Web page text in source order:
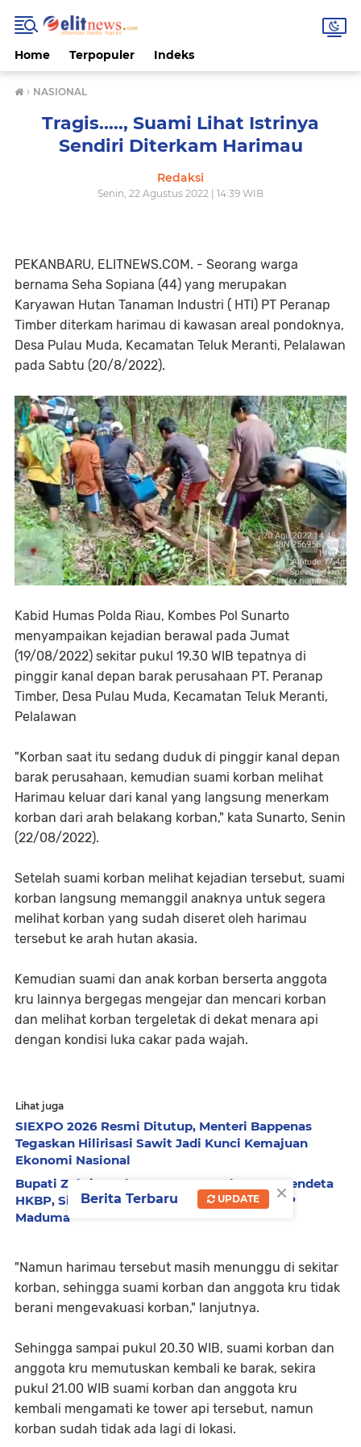
Home Terpopuler Indeks
› NASIONAL
Tragis....., Suami Lihat Istrinya
Sendiri Diterkam Harimau
Redaksi
Senin, 22 Agustus 2022 | 14:39 WIB
PEKANBARU, ELITNEWS.COM. - Seorang warga
bernama Seha Sopiana (44) yang merupakan
Karyawan Hutan Tanaman Industri ( HTI) PT Peranap
Timber diterkam harimau di kawasan areal pondoknya,
Desa Pulau Muda, Kecamatan Teluk Meranti, Pelalawan
pada Sabtu (20/8/2022).
Kabid Humas Polda Riau, Kombes Pol Sunarto
menyampaikan kejadian berawal pada Jumat
(19/08/2022) sekitar pukul 19.30 WIB tepatnya di
pinggir kanal depan barak perusahaan PT. Peranap
Timber, Desa Pulau Muda, Kecamatan Teluk Meranti,
Pelalawan
"Korban saat itu sedang duduk di pinggir kanal depan
barak perusahaan, kemudian suami korban melihat
Harimau keluar dari kanal yang langsung menerkam
korban dari arah belakang korban," kata Sunarto, Senin
(22/08/2022).
Setelah suami korban melihat kejadian tersebut, suami
korban langsung memanggil anaknya untuk segera
melihat korban yang sudah diseret oleh harimau
tersebut ke arah hutan akasia.
Kemudian suami dan anak korban berserta anggota
kru lainnya bergegas mengejar dan mencari korban
dan melihat korban tergeletak di dekat menara api
dengan kondisi luka cakar pada wajah.
Lihat juga
SIEXPO 2026 Resmi Ditutup, Menteri Bappenas
Tegaskan Hilirisasi Sawit Jadi Kunci Kemajuan
Ekonomi Nasional
Bupati Zukri Sambut Hangat Rombongan Pendeta
HKBP, Siap Hadiri Perayaan HUT ke-29 HKBP
Maduma
"Namun harimau tersebut masih menunggu di sekitar
korban, sehingga suami korban dan anggota kru tidak
berani mengevakuasi korban," lanjutnya.
Sehingga sampai pukul 20.30 WIB, suami korban dan
anggota kru memutuskan kembali ke barak, sekira
pukul 21.00 WIB suami korban dan anggota kru
kembali mengamati ke tower api tersebut, namun
korban sudah tidak ada lagi di lokasi.
×
Berita Terbaru UPDATE